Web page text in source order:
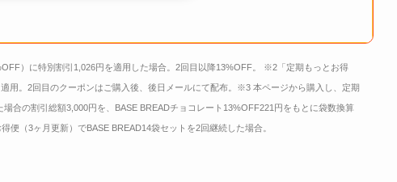
）に特別割引1,026円を適用した場合。2回目以降13%OFF。 ※2「定期もっとお得
用。2回目のクーポンはご購入後、後日メールにて配布。※3 本ページから購入し、定期
合の割引総額3,000円を、BASE BREADチョコレート13%OFF221円をもとに袋数換算
（3ヶ月更新）でBASE BREAD14袋セットを2回継続した場合。